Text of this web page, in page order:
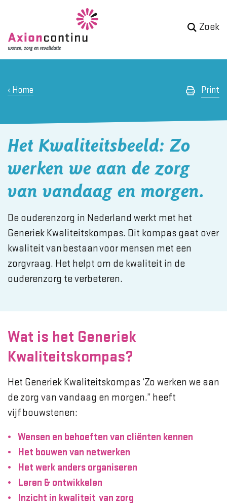
Zoek
Home Print
Het Kwaliteitsbeeld: Zo
werken we aan de zorg
van vandaag en morgen.
De ouderenzorg in Nederland werkt met het
Generiek Kwaliteitskompas. Dit kompas gaat over
kwaliteit van bestaan voor mensen met een
zorgvraag. Het helpt om de kwaliteit in de
ouderenzorg te verbeteren.
Wat is het Generiek
Kwaliteitskompas?
Het Generiek Kwaliteitskompas ‘Zo werken we aan
de zorg van vandaag en morgen.’’ heeft
vijf bouwstenen:
Wensen en behoeften van cliënten kennen
Het bouwen van netwerken
Het werk anders organiseren
Leren & ontwikkelen
Inzicht in kwaliteit van zorg